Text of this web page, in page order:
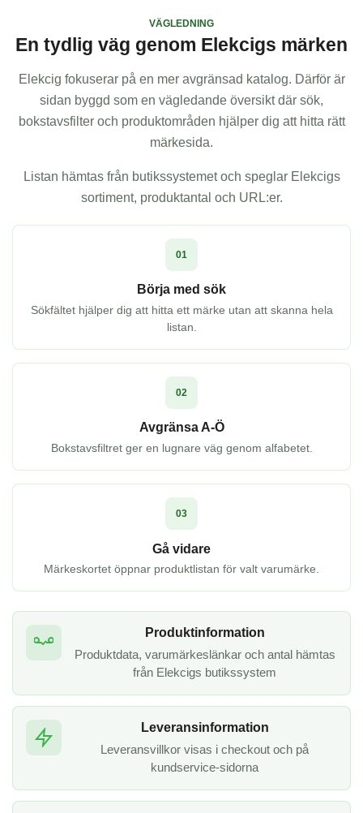
VÄGLEDNING
En tydlig väg genom Elekcigs märken
Elekcig fokuserar på en mer avgränsad katalog. Därför är
sidan byggd som en vägledande översikt där sök,
bokstavsfilter och produktområden hjälper dig att hitta rätt
märkesida.
Listan hämtas från butikssystemet och speglar Elekcigs
sortiment, produktantal och URL:er.
01
Börja med sök
Sökfältet hjälper dig att hitta ett märke utan att skanna hela
listan.
02
Avgränsa A-Ö
Bokstavsfiltret ger en lugnare väg genom alfabetet.
03
Gå vidare
Märkeskortet öppnar produktlistan för valt varumärke.
Produktinformation
Produktdata, varumärkeslänkar och antal hämtas
från Elekcigs butikssystem
Leveransinformation
Leveransvillkor visas i checkout och på
kundservice-sidorna